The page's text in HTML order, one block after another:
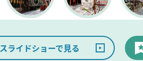
スライドショーで見る